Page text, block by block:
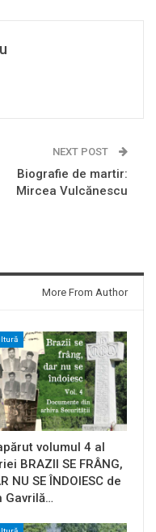
NEXT POST
Biografie de martir:
Mircea Vulcănescu
More From Author
volumul 4 al
BRAZII SE FRÂNG,
NU SE ÎNDOIESC de
Gavrilă…